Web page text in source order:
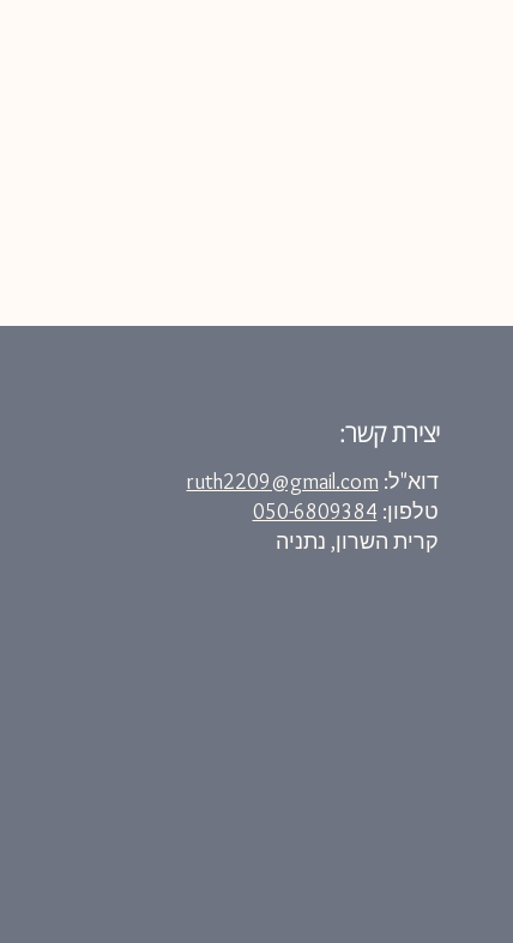
יצירת קשר:
דוא"ל:ruth2209@gmail.com
טלפון: 050-6809384
קרית השרון, נתניה